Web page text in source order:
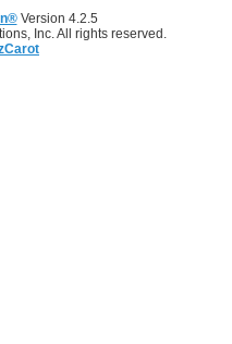
Version 4.2.5
Inc. All rights reserved.